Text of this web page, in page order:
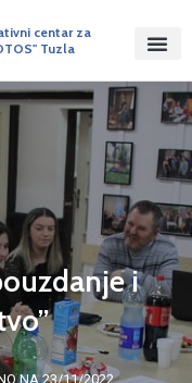
centar za
Tuzla
i
NA 23/11/2022